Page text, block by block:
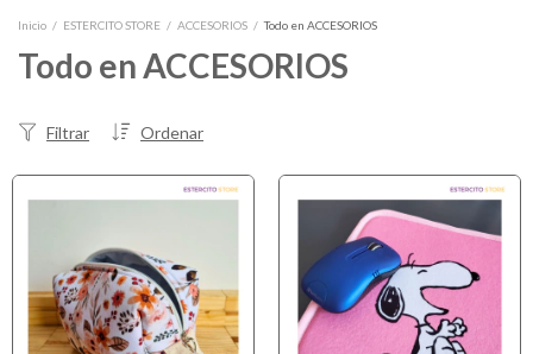
Inicio / ESTERCITO STORE / ACCESORIOS / Todo en ACCESORIOS
Todo en ACCESORIOS
Ordenar
Filtrar